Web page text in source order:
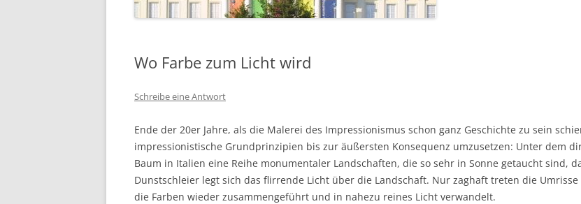
Wo Farbe zum Licht wird
Schreibe eine Antwort
Ende der 20er Jahre, als die Malerei des Impressionismus schon ganz Geschichte zu sein
impressionistische Grundprinzipien bis zur äußersten Konsequenz umzusetzen: Unter dem
Baum in Italien eine Reihe monumentaler Landschaften, die so sehr in Sonne getaucht sind,
Dunstschleier legt sich das flirrende Licht über die Landschaft. Nur zaghaft treten die
die Farben wieder zusammengeführt und in nahezu reines Licht verwandelt.